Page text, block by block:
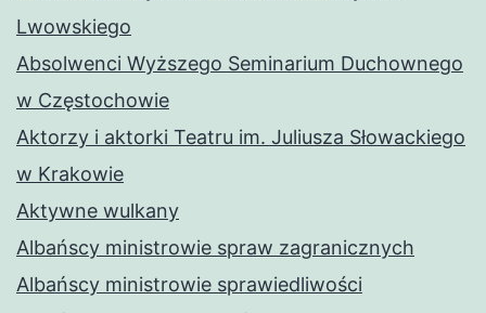
Lwowskiego
Absolwenci Wyższego Seminarium Duchownego
w Częstochowie
Aktorzy i aktorki Teatru im. Juliusza Słowackiego
w Krakowie
Aktywne wulkany
Albańscy ministrowie spraw zagranicznych
Albańscy ministrowie sprawiedliwości